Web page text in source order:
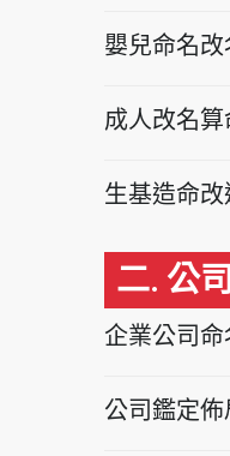
嬰兒命名改
成人改名算
生基造命改
二. 公
企業公司命
公司鑑定佈